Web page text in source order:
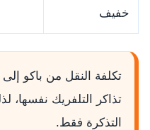
خفيف
تكلفة النقل من باكو
تذاكر التلفريك نفسها،
التذكرة فقط.